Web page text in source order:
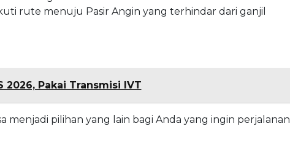
rute menuju Pasir Angin yang terhindar dari ganjil
2026, Pakai Transmisi IVT
menjadi pilihan yang lain bagi Anda yang ingin perjalanan